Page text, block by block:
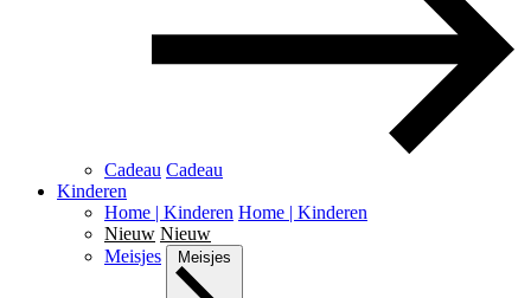
Cadeau Cadeau
Kinderen
Home | Kinderen Home | Kinderen
Nieuw Nieuw
Meisjes
Meisjes